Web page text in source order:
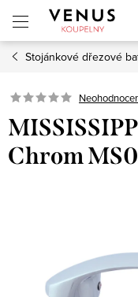
obsah
Stojánkové dřezové
Chrom